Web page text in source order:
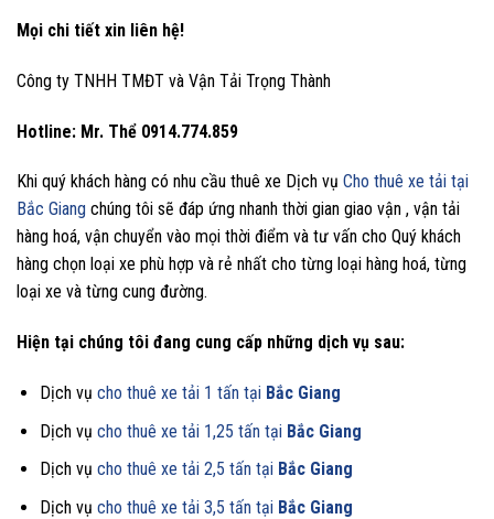
Mọi chi tiết xin liên hệ!
Công ty TNHH TMĐT và Vận Tải Trọng Thành
Hotline: Mr. Thể 0914.774.859
Khi quý khách hàng có nhu cầu thuê xe Dịch vụ Cho thuê xe tải tại
Bắc Giang chúng tôi sẽ đáp ứng nhanh thời gian giao vận , vận tải
hàng hoá, vận chuyển vào mọi thời điểm và tư vấn cho Quý khách
hàng chọn loại xe phù hợp và rẻ nhất cho từng loại hàng hoá, từng
loại xe và từng cung đường.
Hiện tại chúng tôi đang cung cấp những dịch vụ sau:
Dịch vụ cho thuê xe tải 1 tấn tại Bắc Giang
Dịch vụ cho thuê xe tải 1,25 tấn tại Bắc Giang
Dịch vụ cho thuê xe tải 2,5 tấn tại Bắc Giang
Dịch vụ cho thuê xe tải 3,5 tấn tại Bắc Giang